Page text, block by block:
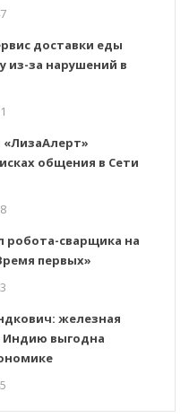
доставки еды
из-за нарушений в
«ЛизаАлерт»
общения в Сети
робота-сварщика на
первых»
железная
Индию выгодна